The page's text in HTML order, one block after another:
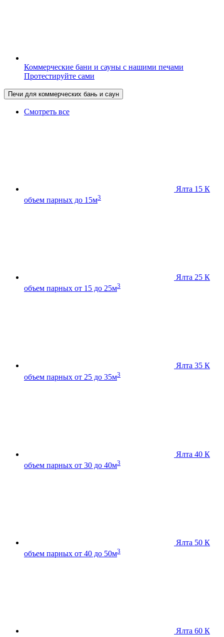
Коммерческие бани и сауны с нашими печами
Протестируйте сами
Печи для коммерческих бань и саун
Смотреть все
Ялта 15 К
объем парных до 15м3
Ялта 25 К
объем парных от 15 до 25м3
Ялта 35 К
объем парных от 25 до 35м3
Ялта 40 К
объем парных от 30 до 40м3
Ялта 50 К
объем парных от 40 до 50м3
Ялта 60 К